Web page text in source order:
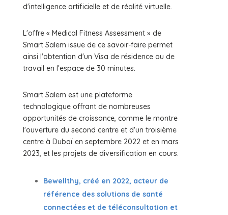
d'intelligence artificielle et de réalité virtuelle.
L'offre « Medical Fitness Assessment » de
Smart Salem issue de ce savoir-faire permet
ainsi l'obtention d'un Visa de résidence ou de
travail en l'espace de 30 minutes.
Smart Salem est une plateforme
technologique offrant de nombreuses
opportunités de croissance, comme le montre
l'ouverture du second centre et d'un troisième
centre à Dubaï en septembre 2022 et en mars
2023, et les projets de diversification en cours.
Bewellthy, créé en 2022, acteur de
référence des solutions de santé
connectées et de téléconsultation et